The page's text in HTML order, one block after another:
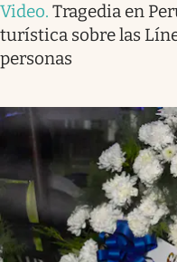
Video. Tragedia en
turística sobre las
personas